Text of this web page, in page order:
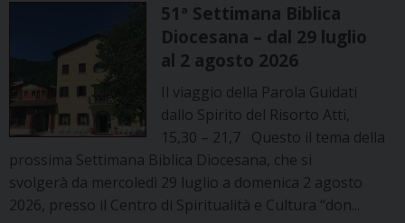
51ª Settimana Biblica
Diocesana – dal 29 luglio
al 2 agosto 2026
Il viaggio della Parola Guidati
dallo Spirito del Risorto Atti,
15,30 – 21,7 Questo il tema della
prossima Settimana Biblica Diocesana, che si
svolgerà da mercoledì 29 luglio a domenica 2 agosto
2026, presso il Centro di Spiritualità e Cultura “don...